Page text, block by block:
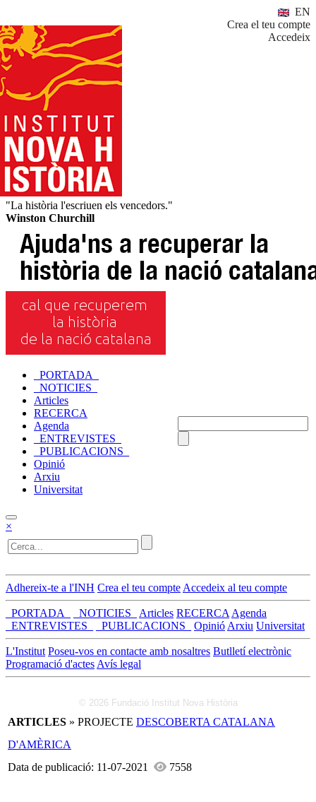
EN
Crea el teu compte
Accedeix
"La història l'escriuen els vencedors."
Winston Churchill
_PORTADA_
_NOTICIES_
Articles
RECERCA
Agenda
_ENTREVISTES_
_PUBLICACIONS_
Opinió
Arxiu
Universitat
×
Adhereix-te a l'INH Crea el teu compte Accedeix al teu compte
_PORTADA_ _NOTICIES_ Articles RECERCA Agenda
_ENTREVISTES_
_PUBLICACIONS_ Opinió Arxiu Universitat
L'Institut Poseu-vos en contacte amb nosaltres Butlletí electrònic
Programació d'actes Avís legal
© 2026 Fundació Institut Nova Història
ARTICLES » PROJECTE DESCOBERTA CATALANA
D'AMÈRICA
Data de publicació: 11-07-2021
7558